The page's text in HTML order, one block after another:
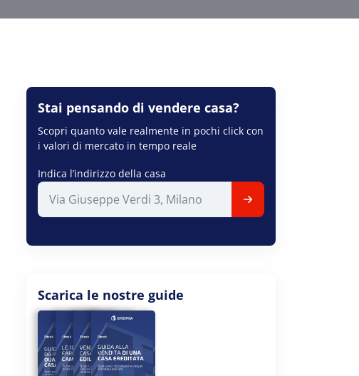
Stai pensando di vendere casa?
Scopri quanto vale realmente in pochi click con
i valori di mercato in tempo reale
Indica l’indirizzo della casa
Scarica le nostre guide